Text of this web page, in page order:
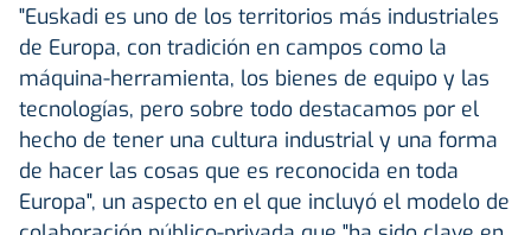
"Euskadi es uno de los territorios más industriales
de Europa, con tradición en campos como la
máquina-herramienta, los bienes de equipo y las
tecnologías, pero sobre todo destacamos por el
hecho de tener una cultura industrial y una forma
de hacer las cosas que es reconocida en toda
Europa", un aspecto en el que incluyó el modelo de